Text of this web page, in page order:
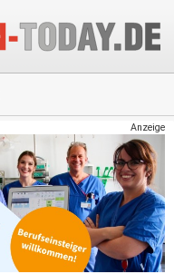
Anzeige